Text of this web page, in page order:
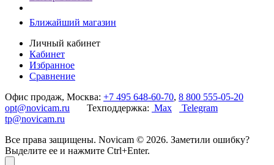
Ближайший магазин
Личный кабинет
Кабинет
Избранное
Сравнение
Офис продаж, Москва: +7 495 648-60-70, 8 800 555-05-20
opt@novicam.ru Техподдержка: Max
Telegram
tp@novicam.ru
Все права защищены. Novicam © 2026. Заметили ошибку?
Выделите ее и нажмите Ctrl+Enter.